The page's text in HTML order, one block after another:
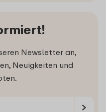
Newsletter an,
Neuigkeiten und